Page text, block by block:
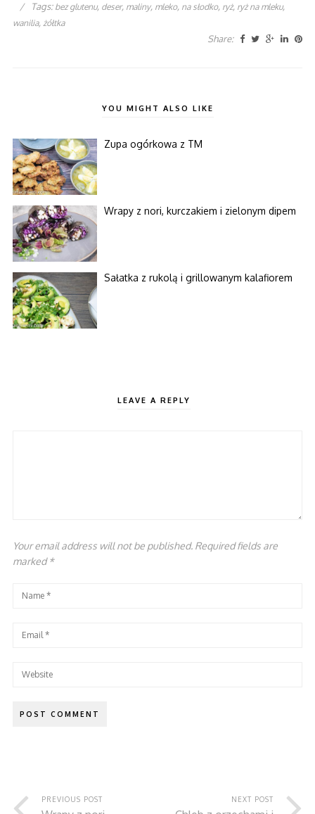
/
Tags: bez glutenu, deser, maliny, mleko, na słodko, ryż, ryż na mleku,
wanilia, żółtka
Share:
YOU MIGHT ALSO LIKE
Zupa ogórkowa z TM
Wrapy z nori, kurczakiem i zielonym dipem
Sałatka z rukolą i grillowanym kalafiorem
LEAVE A REPLY
Your email address will not be published. Required fields are
marked*
PREVIOUS POST NEXT POST